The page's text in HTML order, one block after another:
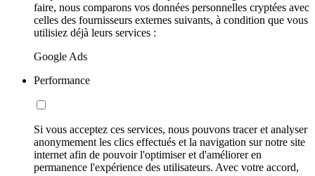
faire, nous comparons vos données personnelles cryptées avec
celles des fournisseurs externes suivants, à condition que vous
utilisiez déjà leurs services :
Google Ads
Performance
Si vous acceptez ces services, nous pouvons tracer et analyser
anonymement les clics effectués et la navigation sur notre site
internet afin de pouvoir l'optimiser et d'améliorer en
permanence l'expérience des utilisateurs. Avec votre accord,